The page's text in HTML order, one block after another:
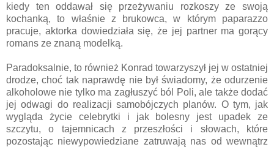
kiedy ten oddawał się przeżywaniu rozkoszy ze swoją
kochanką, to właśnie z brukowca, w którym paparazzo
pracuje, aktorka dowiedziała się, że jej partner ma gorący
romans ze znaną modelką.
Paradoksalnie, to również Konrad towarzyszył jej w ostatniej
drodze, choć tak naprawdę nie był świadomy, że odurzenie
alkoholowe nie tylko ma zagłuszyć ból Poli, ale także dodać
jej odwagi do realizacji samobójczych planów. O tym, jak
wygląda życie celebrytki i jak bolesny jest upadek ze
szczytu, o tajemnicach z przeszłości i słowach, które
pozostając niewypowiedziane zatruwają nas od wewnątrz